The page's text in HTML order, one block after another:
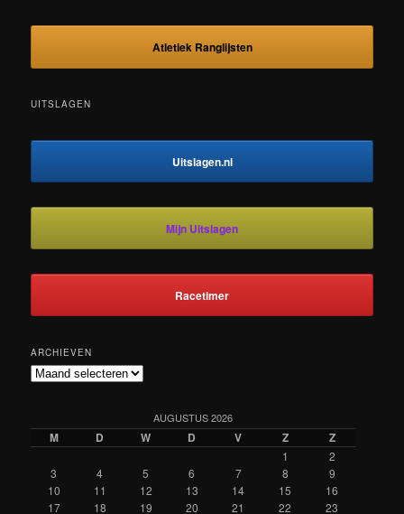
Atletiek Ranglijsten
UITSLAGEN
Uitslagen.nl
Mijn Uitslagen
Racetimer
ARCHIEVEN
Archieven
AUGUSTUS 2026
M D W D V Z Z
1
2
3
4 5 6 7 8
9
10
11 12 13 14 15
16
17
18 19 20 21 22
23